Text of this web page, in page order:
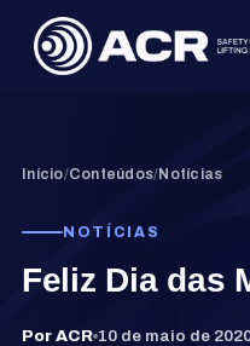
Início/Conteúdos/Notícias
NOTÍCIAS
Feliz Dia das
Por ACR 10 de maio de